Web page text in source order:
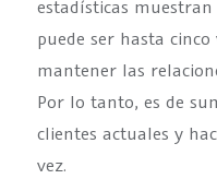
estadísticas
puede ser hasta
mantener las
Por lo tanto, es de
clientes actuales y
vez.